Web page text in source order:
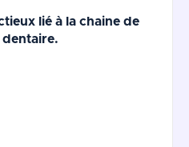
lié à la chaine de